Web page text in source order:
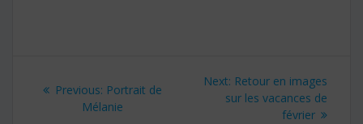
Previous: Previous
post:
Portrait de
Mélanie
Next: Next
post:
Retour en images
sur les vacances de
février